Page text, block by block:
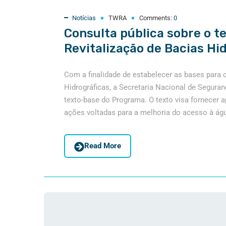
Notícias TWRA Comments: 0
Consulta pública sobre o
Revitalização de Bacias
Com a finalidade de estabelecer as bases
Hidrográficas, a Secretaria Nacional de
texto-base do Programa. O texto visa fornecer
ações voltadas para a melhoria do acesso à
Read More